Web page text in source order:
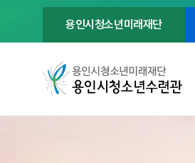
용인시청소년미래재단